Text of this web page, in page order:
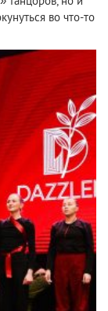
во что-то